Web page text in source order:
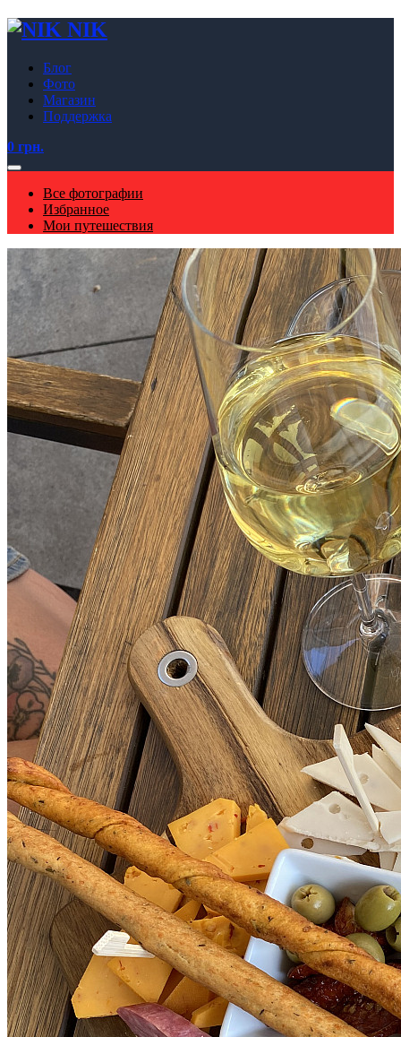
NIK
Блог
Фото
Магазин
Поддержка
0 грн.
Все фотографии
Избранное
Мои путешествия